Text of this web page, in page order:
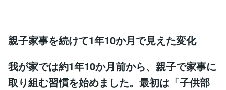
親子家事を続けて1年10か月で見えた変化
我が家では約1年10か月前から、親子で家事に
取り組む習慣を始めました。最初は「子供部